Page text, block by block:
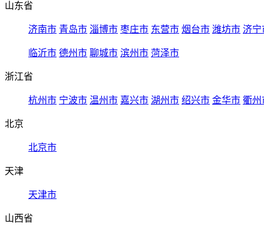
山东省
济南市 青岛市 淄博市 枣庄市 东营市 烟台市 潍坊市 济宁
临沂市 德州市 聊城市 滨州市 菏泽市
浙江省
杭州市 宁波市 温州市 嘉兴市 湖州市 绍兴市 金华市 衢州
北京
北京市
天津
天津市
山西省